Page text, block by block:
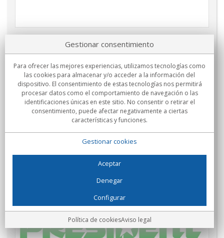
Gestionar consentimiento
Para ofrecer las mejores experiencias, utilizamos tecnologías como
las cookies para almacenar y/o acceder a la información del
dispositivo. El consentimiento de estas tecnologías nos permitirá
procesar datos como el comportamiento de navegación o las
identificaciones únicas en este sitio. No consentir o retirar el
consentimiento, puede afectar negativamente a ciertas
características y funciones.
Gestionar cookies
Aceptar
Denegar
Configurar
Política de cookiesAviso legal